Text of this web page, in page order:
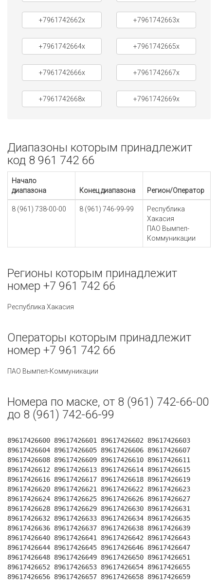
+7961742662x +7961742663x
+7961742664x +7961742665x
+7961742666x +7961742667x
+7961742668x +7961742669x
Диапазоны которым принадлежит
код 8 961 742 66
Начало
диапазона
Конец диапазона Регион/Оператор
8 (961) 738-00-00 8 (961) 746-99-99
Республика
Хакасия
ПАО Вымпел-
Коммуникации
Регионы которым принадлежит
номер +7 961 742 66
Республика Хакасия
Операторы которым принадлежит
номер +7 961 742 66
ПАО Вымпел-Коммуникации
Номера по маске, от 8 (961) 742-66-00
до 8 (961) 742-66-99
89617426600 89617426601 89617426602 89617426603
89617426604 89617426605 89617426606 89617426607
89617426608 89617426609 89617426610 89617426611
89617426612 89617426613 89617426614 89617426615
89617426616 89617426617 89617426618 89617426619
89617426620 89617426621 89617426622 89617426623
89617426624 89617426625 89617426626 89617426627
89617426628 89617426629 89617426630 89617426631
89617426632 89617426633 89617426634 89617426635
89617426636 89617426637 89617426638 89617426639
89617426640 89617426641 89617426642 89617426643
89617426644 89617426645 89617426646 89617426647
89617426648 89617426649 89617426650 89617426651
89617426652 89617426653 89617426654 89617426655
89617426656 89617426657 89617426658 89617426659